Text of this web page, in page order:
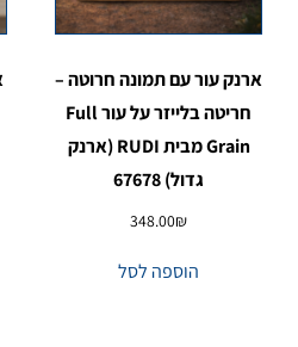
ארנק עור עם תמונה חרוטה –
חריטה בלייזר על עור Full
Grain מבית RUDI (ארנק
גדול) 67678
348.00₪
הוספה לסל